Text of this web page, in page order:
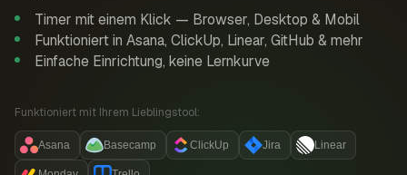
Timer mit einem Klick — Browser, Desktop & Mobil
Funktioniert in Asana, ClickUp, Linear, GitHub & mehr
Einfache Einrichtung, keine Lernkurve
Funktioniert mit Ihrem Lieblingstool:
Asana Basecamp ClickUp Jira Linear